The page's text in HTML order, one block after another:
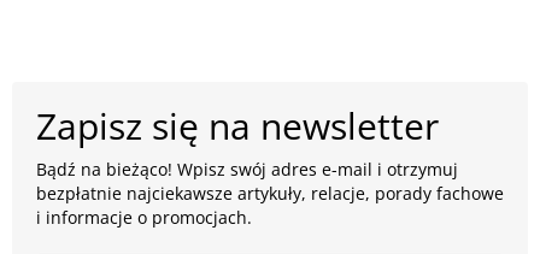
Zapisz się na newsletter
Bądź na bieżąco! Wpisz swój adres e-mail i otrzymuj
bezpłatnie najciekawsze artykuły, relacje, porady fachowe
i informacje o promocjach.